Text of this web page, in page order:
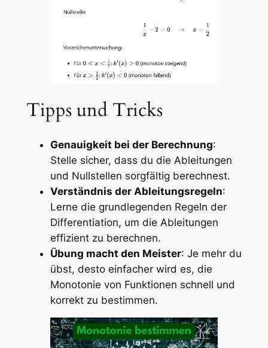
Tipps und Tricks
Genauigkeit bei der Berechnung:
Stelle sicher, dass du die Ableitungen
und Nullstellen sorgfältig berechnest.
Verständnis der Ableitungsregeln:
Lerne die grundlegenden Regeln der
Differentiation, um die Ableitungen
effizient zu berechnen.
Übung macht den Meister: Je mehr du
übst, desto einfacher wird es, die
Monotonie von Funktionen schnell und
korrekt zu bestimmen.